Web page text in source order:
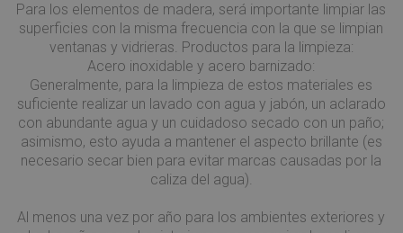
Para los elementos de madera, será importante limpiar las
superficies con la misma frecuencia con la que se limpian
ventanas y vidrieras. Productos para la limpieza:
Acero inoxidable y acero barnizado:
Generalmente, para la limpieza de estos materiales es
suficiente realizar un lavado con agua y jabón, un aclarado
con abundante agua y un cuidadoso secado con un paño;
asimismo, esto ayuda a mantener el aspecto brillante (es
necesario secar bien para evitar marcas causadas por la
caliza del agua).
Al menos una vez por año para los ambientes exteriores y